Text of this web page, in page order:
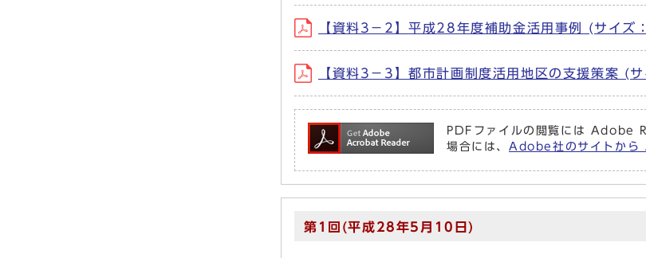
【資料3－2】平成28年度補助金活用事例 (サイ
【資料3－3】都市計画制度活用地区の支援策案 (
PDFファイルの閲覧には Adobe
場合には、 Adobe社のサイトから
第1回(平成28年5月10日)